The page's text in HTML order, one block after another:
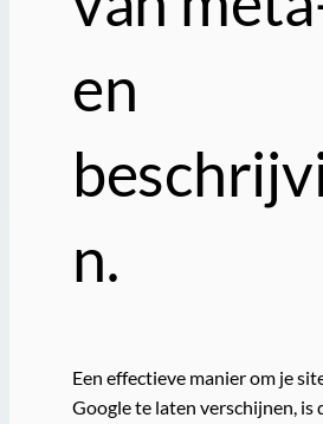
en
n.
Een effectieve manier om je
Google te laten verschijnen, is